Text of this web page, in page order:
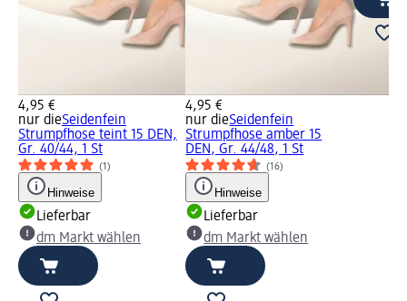
4,95 €
nur dieSeidenfein
Strumpfhose teint 15 DEN,
Gr. 40/44, 1 St
(1)
Hinweise
Lieferbar
dm Markt wählen
4,95 €
nur dieSeidenfein
Strumpfhose amber 15
DEN, Gr. 44/48, 1 St
(16)
Hinweise
Lieferbar
dm Markt wählen